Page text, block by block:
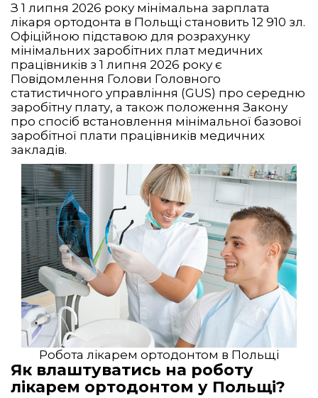
З 1 липня 2026 року мінімальна зарплата
лікаря ортодонта в Польщі становить 12 910 зл.
Офіційною підставою для розрахунку
мінімальних заробітних плат медичних
працівників з 1 липня 2026 року є
Повідомлення Голови Головного
статистичного управління (GUS) про середню
заробітну плату, а також положення Закону
про спосіб встановлення мінімальної базової
заробітної плати працівників медичних
закладів.
Робота лікарем ортодонтом в Польщі
Як влаштуватись на роботу
лікарем ортодонтом у Польщі?